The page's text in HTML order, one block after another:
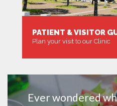
PATIENT & VISITOR
Plan your visit to our Clinic
Ever wondered